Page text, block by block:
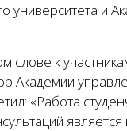
университета и
слове к
Академии
«Работа